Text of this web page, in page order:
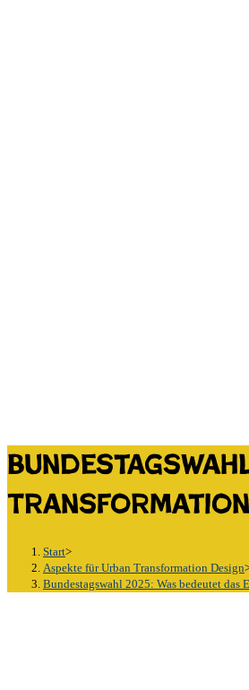
Start>
Aspekte für Urban Transformation Design
Bundestagswahl 2025: Was bedeutet